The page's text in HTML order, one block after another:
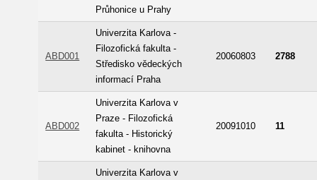
Průhonice u Prahy
ABD001
Univerzita Karlova -
Filozofická fakulta -
Středisko vědeckých
informací Praha
20060803 2788
ABD002
Univerzita Karlova v
Praze - Filozofická
fakulta - Historický
kabinet - knihovna
20091010 11
Univerzita Karlova v